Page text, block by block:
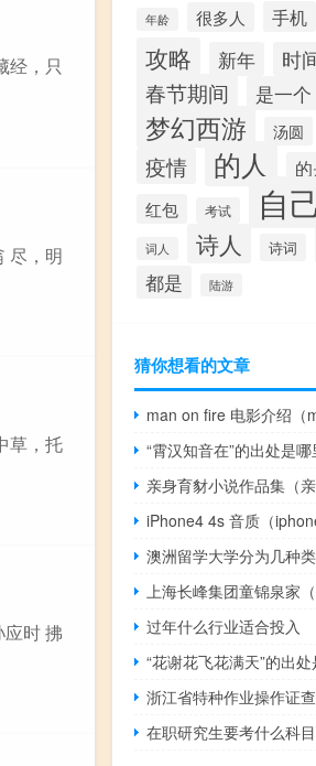
经，只
尽，明
草，托
应时 拂
年龄 很多人 手机
攻略 新年 时
春节期间 是一个
梦幻西游 汤圆
疫情 的人
红包 考试 自
词人 诗人 诗词
都是 陆游
猜你想看的文章
man on fire 电影介绍（
“霄汉知音在”的出处是哪
亲身育豺小说作品集（亲
iPhone4 4s 音质（
澳洲留学大学分为几种
过年什么行业适合投入
“花谢花飞花满天”的出处
在职研究生要考什么科目